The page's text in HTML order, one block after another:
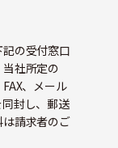
の受付窓口
社所定の
、メール
封し、郵送
請求者のご